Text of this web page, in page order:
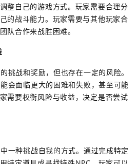
整自己的游戏方式。玩家需要合理分
的战斗能力。玩家需要与其他玩家合
队合作来战胜困难。
挑战和奖励，但也存在一定的风险。
会面临更大的困难和失败，甚至可能
需要权衡风险与收益，决定是否尝试
一种挑战自我的方式。通过完成特定